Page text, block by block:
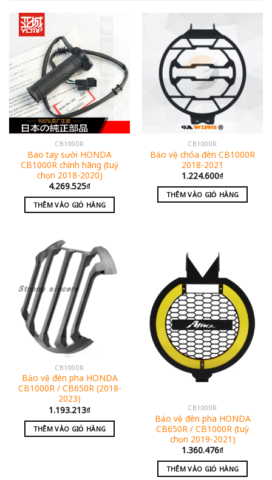
CB1000R
Bao tay sưởi HONDA
CB1000R chính hãng (tuỳ
chọn 2018-2020)
4.269.525₫
THÊM VÀO GIỎ HÀNG
CB1000R
Bảo vệ chóa đèn CB1000R
2018-2021
1.224.600₫
THÊM VÀO GIỎ HÀNG
CB1000R
Bảo vệ đèn pha HONDA
CB1000R / CB650R (2018-
2023)
1.193.213₫
THÊM VÀO GIỎ HÀNG
CB1000R
Bảo vệ đèn pha HONDA
CB650R / CB1000R (tuỳ
chọn 2019-2021)
1.360.476₫
THÊM VÀO GIỎ HÀNG